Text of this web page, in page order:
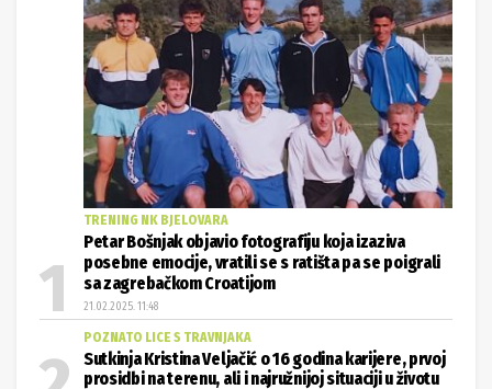
TRENING NK BJELOVARA
Petar Bošnjak objavio fotografiju koja izaziva
posebne emocije, vratili se s ratišta pa se poigrali
sa zagrebačkom Croatijom
21.02.2025. 11:48
POZNATO LICE S TRAVNJAKA
Sutkinja Kristina Veljačić o 16 godina karijere, prvoj
prosidbi na terenu, ali i najružnijoj situaciji u životu